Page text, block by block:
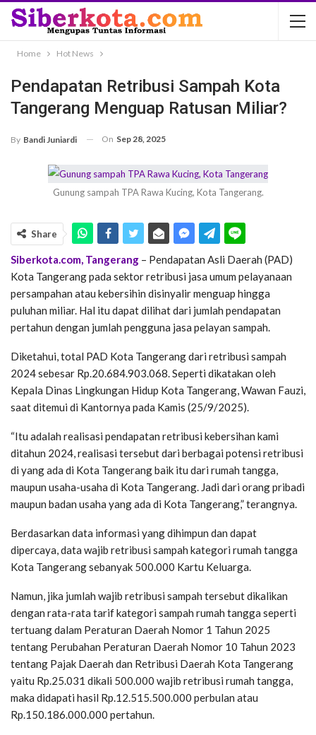
Home Hot News
Pendapatan Retribusi Sampah Kota
Tangerang Menguap Ratusan Miliar?
By Bandi Juniardi On Sep 28, 2025
Gunung sampah TPA Rawa Kucing, Kota Tangerang.
Share
Siberkota.com, Tangerang – Pendapatan Asli Daerah (PAD)
Kota Tangerang pada sektor retribusi jasa umum pelayanaan
persampahan atau kebersihin disinyalir menguap hingga
puluhan miliar. Hal itu dapat dilihat dari jumlah pendapatan
pertahun dengan jumlah pengguna jasa pelayan sampah.
Diketahui, total PAD Kota Tangerang dari retribusi sampah
2024 sebesar Rp.20.684.903.068. Seperti dikatakan oleh
Kepala Dinas Lingkungan Hidup Kota Tangerang, Wawan Fauzi,
saat ditemui di Kantornya pada Kamis (25/9/2025).
“Itu adalah realisasi pendapatan retribusi kebersihan kami
ditahun 2024, realisasi tersebut dari berbagai potensi retribusi
di yang ada di Kota Tangerang baik itu dari rumah tangga,
maupun usaha-usaha di Kota Tangerang. Jadi dari orang pribadi
maupun badan usaha yang ada di Kota Tangerang,” terangnya.
Berdasarkan data informasi yang dihimpun dan dapat
dipercaya, data wajib retribusi sampah kategori rumah tangga
Kota Tangerang sebanyak 500.000 Kartu Keluarga.
Namun, jika jumlah wajib retribusi sampah tersebut dikalikan
dengan rata-rata tarif kategori sampah rumah tangga seperti
tertuang dalam Peraturan Daerah Nomor 1 Tahun 2025
tentang Perubahan Peraturan Daerah Nomor 10 Tahun 2023
tentang Pajak Daerah dan Retribusi Daerah Kota Tangerang
yaitu Rp.25.031 dikali 500.000 wajib retribusi rumah tangga,
maka didapati hasil Rp.12.515.500.000 perbulan atau
Rp.150.186.000.000 pertahun.